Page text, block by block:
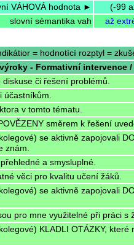
VÁHOVÁ hodnota ►
(-99
slovní sémantika vah
až
= hodnotící rozptyl =
- Formativní intervence /
či řešení problémů.
účastníkům.
v tomto tématu.
směrem k řešení
se aktivně zapojovali
znám.
a smysluplné.
věci pro kvalitu učení žáků.
se aktivně zapojovali
pro mne využitelné při práci s
KLADLI OTÁZKY, které